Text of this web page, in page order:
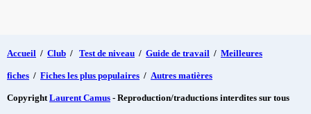
Accueil / Club / Test de niveau / Guide de travail / Meilleures
fiches / Fiches les plus populaires / Autres matières
CopyrightLaurent Camus - Reproduction/traductions interdites sur tous